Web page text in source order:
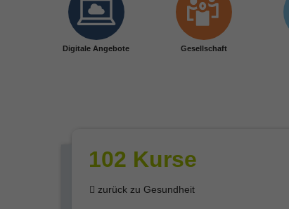
Digitale Angebote Gesellschaft
102 Kurse
zurück zu Gesundheit